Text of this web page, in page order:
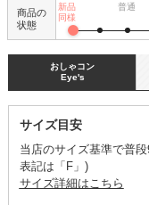
商品の
状態
新品
同様
普通
おしゃコン
Eye's
サイズ目安
当店のサイズ基準で普
表記は「F」)
サイズ詳細はこちら